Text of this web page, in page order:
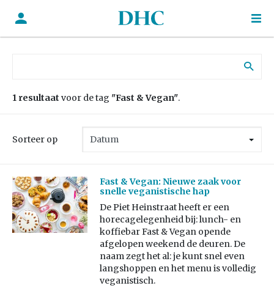
1 resultaat voor de tag "Fast & Vegan".
Sorteer op
Fast & Vegan: Nieuwe zaak voor
snelle veganistische hap
De Piet Heinstraat heeft er een
horecagelegenheid bij: lunch- en
koffiebar Fast & Vegan opende
afgelopen weekend de deuren. De
naam zegt het al: je kunt snel even
langshoppen en het menu is volledig
veganistisch.